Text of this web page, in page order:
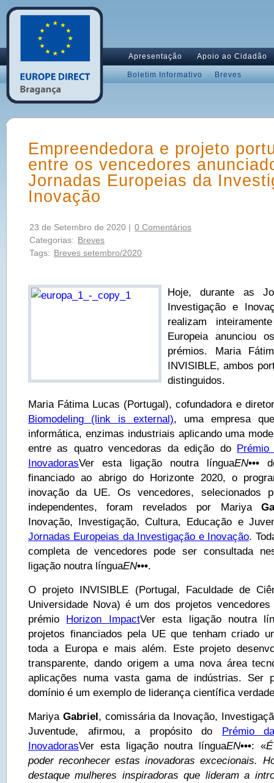
Apresentação Apoio ao Cidadão
Boletim Informativo Breves
Empreendedora e projeto
entre os vencedores
Jornadas Europeias da
Inovação
23 de Setembro de 2020 | 0 Comentários
Categorias: Breves
Tags: Breves setembro/2020
Hoje, durante as
Investigação e
realizam
Europeia anunciou
prémios. Maria
INVISIBLE, ambos
distinguidos.
Maria Fátima Lucas (Portugal), cofundadora e
Biomodeling (link is external), uma empresa
informática, enzimas industriais aplicando uma
entre as quatro vencedoras da edição do
InovadorasVer esta ligação noutra línguaEN•••
financiado ao abrigo do Horizonte 2020, o
inovação da UE. Os vencedores, selecionados
independentes, foram revelados por Mariya
Inovação, Investigação, Cultura, Educação e
Jornadas Europeias da Investigação e Inovação.
completa de vencedores pode ser consultada
ligação noutra línguaEN•••.
O projeto INVISIBLE (Portugal, Faculdade de
Universidade Nova) é um dos projetos
prémio Horizon ImpactVer esta ligação noutra
projetos financiados pela UE que tenham criado
toda a Europa e mais além. Este projeto
transparente, dando origem a uma nova área
aplicações numa vasta gama de indústrias. Ser
domínio é um exemplo de liderança científica
Mariya Gabriel, comissária da Inovação,
Juventude, afirmou, a propósito do Prémio
InovadorasVer esta ligação noutra línguaEN•••: «
poder reconhecer estas inovadoras excecionais.
destaque mulheres inspiradoras que lideram a